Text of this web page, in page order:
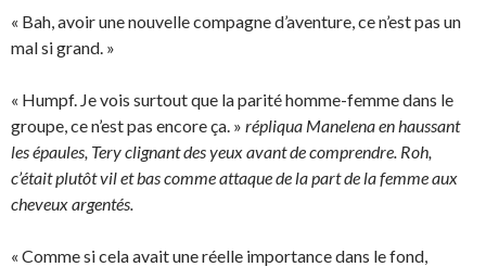
« Bah, avoir une nouvelle compagne d’aventure, ce n’est pas un
mal si grand. »
« Humpf. Je vois surtout que la parité homme-femme dans le
groupe, ce n’est pas encore ça. » répliqua Manelena en haussant
les épaules, Tery clignant des yeux avant de comprendre. Roh,
c’était plutôt vil et bas comme attaque de la part de la femme aux
cheveux argentés.
« Comme si cela avait une réelle importance dans le fond,